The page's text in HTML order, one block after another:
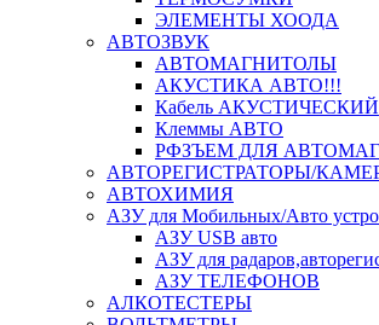
ЭЛЕМЕНТЫ ХООДА
АВТОЗВУК
АВТОМАГНИТОЛЫ
АКУСТИКА АВТО!!!
Кабель АКУСТИЧЕСКИЙ
Клеммы АВТО
РФЗЪЕМ ДЛЯ
АВТОРЕГИСТРАТОРЫ/
АВТОХИМИЯ
АЗУ для Мобильных/Авто
АЗУ USB авто
АЗУ для
АЗУ ТЕЛЕФОНОВ
АЛКОТЕСТЕРЫ